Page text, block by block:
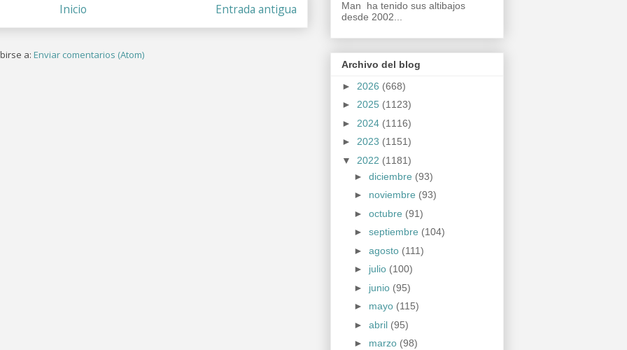
Entrada antigua
Inicio
a: Enviar comentarios (Atom)
Man ha tenido sus altibajos
desde 2002...
Archivo del blog
► 2026 (668)
► 2025 (1123)
► 2024 (1116)
► 2023 (1151)
▼ 2022 (1181)
► diciembre (93)
► noviembre (93)
► octubre (91)
► septiembre (104)
► agosto (111)
► julio (100)
► junio (95)
► mayo (115)
► abril (95)
► marzo (98)